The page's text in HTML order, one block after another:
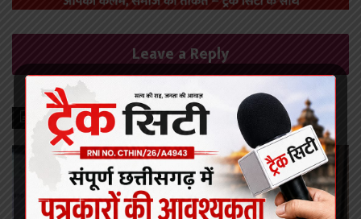
Leave a Reply
Recent Posts